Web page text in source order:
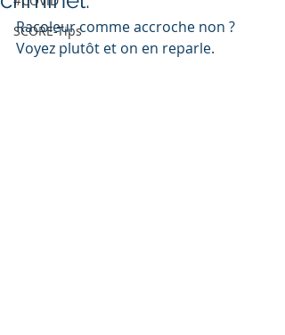
SCORE-Tips
Racoleur comme accroche non ?
Voyez plutôt et on en reparle.